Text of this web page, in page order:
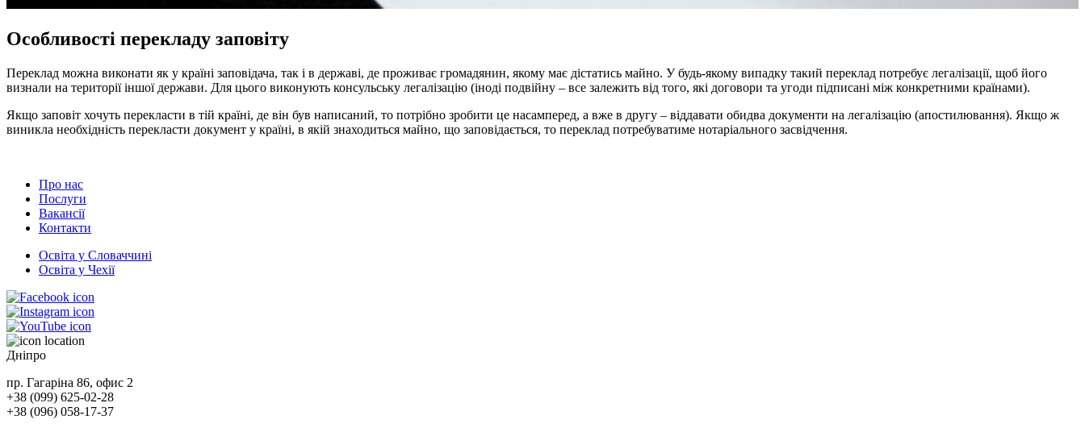
Особливості перекладу заповіту
Переклад можна виконати як у країні заповідача, так і в державі, де проживає громадянин, якому має дістатись майно. У будь-якому випадку такий переклад потребує легалізації, щоб його
визнали на території іншої держави. Для цього виконують консульську легалізацію (іноді подвійну – все залежить від того, які договори та угоди підписані між конкретними країнами).
Якщо заповіт хочуть перекласти в тій країні, де він був написаний, то потрібно зробити це насамперед, а вже в другу – віддавати обидва документи на легалізацію (апостилювання). Якщо ж
виникла необхідність перекласти документ у країні, в якій знаходиться майно, що заповідається, то переклад потребуватиме нотаріального засвідчення.
Про нас
Послуги
Вакансії
Контакти
Освіта у Словаччині
Освіта у Чехії
Дніпро
пр. Гагаріна 86, офис 2
+38 (099) 625-02-28
+38 (096) 058-17-37